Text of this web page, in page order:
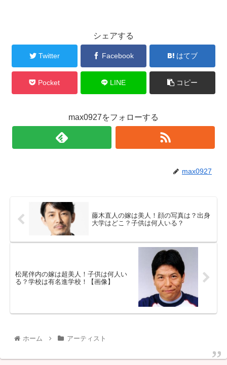
シェアする
Twitter Facebook はてブ
Pocket LINE コピー
max0927をフォローする
max0927
藤木直人の嫁は美人！顔の写真は？出身
大学はどこ？子供は何人いる？
松尾伴内の嫁は超美人！子供は何人い
る？学校は有名進学校！【画像】
ホーム アーティスト